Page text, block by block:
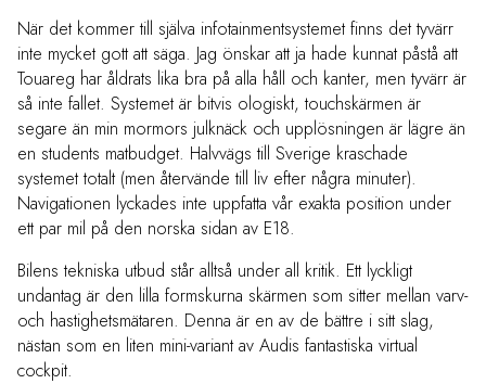
När det kommer till själva infotainmentsystemet finns det tyvärr
inte mycket gott att säga. Jag önskar att ja hade kunnat påstå att
Touareg har åldrats lika bra på alla håll och kanter, men tyvärr är
så inte fallet. Systemet är bitvis ologiskt, touchskärmen är
segare än min mormors julknäck och upplösningen är lägre än
en students matbudget. Halvvägs till Sverige kraschade
systemet totalt (men återvände till liv efter några minuter).
Navigationen lyckades inte uppfatta vår exakta position under
ett par mil på den norska sidan av E18.
Bilens tekniska utbud står alltså under all kritik. Ett lyckligt
undantag är den lilla formskurna skärmen som sitter mellan varv-
och hastighetsmätaren. Denna är en av de bättre i sitt slag,
nästan som en liten mini-variant av Audis fantastiska virtual
cockpit.